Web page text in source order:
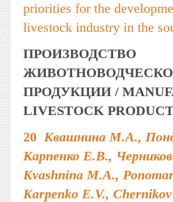
priorities for the
livestock industry in the
ПРОИЗВОДСТВО
ПРОДУКЦИИ /
LIVESTOCK
20 Квашнина М.А.,
Карпенко Е.В.,
Kvashnina M.A.,
Karpenko E.V.,